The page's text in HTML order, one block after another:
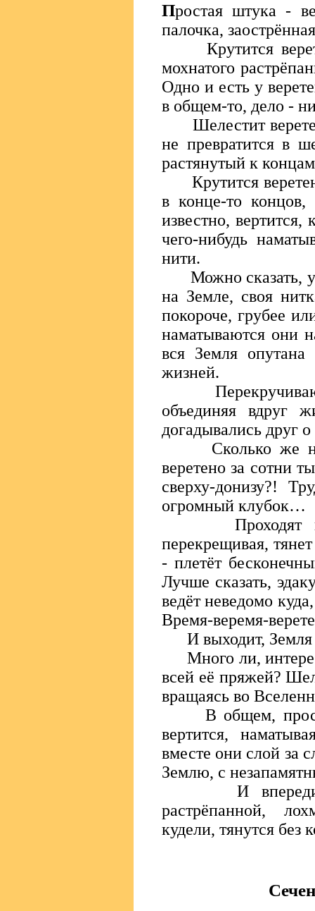
Простая штука -
палочка,
Крутится
мохнатого
Одно и есть у
в общем-то, дело -
Шелестит
не превратится в
растянутый к
Крутится
в конце-то
известно,
чего-нибудь
нити.
Можно сказать, у
на Земле, своя
покороче, грубее
наматываются они
вся Земля
жизней.
объединяя вдруг
догадывались друг о
Сколько же
веретено за сотни
сверху-донизу?!
огромный клубок…
Проходят
перекрещивая,
- плетёт
Лучше сказать,
ведёт неведомо
Время-веремя-
И выходит, Земля -
Много ли,
всей её пряжей?
вращаясь во
В общем,
вертится,
вместе они слой за
Землю, с
И впереди их
растрёпанной,
кудели, тянутся без